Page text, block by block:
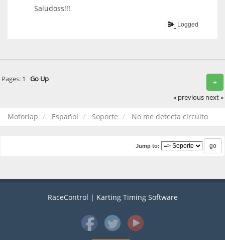
Saludoss!!!
Logged
+
Pages: 1 Go Up
« previous next »
Motorlap Español Soporte No me detecta circuito
Jump to:
RaceControl | Karting Timing Software